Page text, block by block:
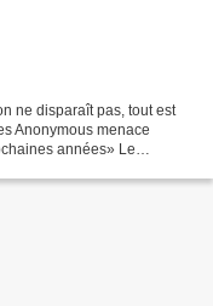
ne disparaît pas, tout est
Anonymous menace
années» Le